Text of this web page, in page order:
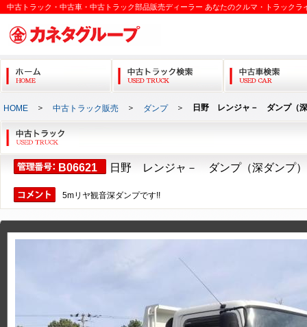
中古トラック・中古車・中古トラック部品販売ディーラー あなたのクルマ・トラックラ
HOME ＞ 中古トラック販売 ＞ ダンプ＞ 日野 レンジャ－ ダンプ（
B06621 日野 レンジャ－ ダンプ（深ダンプ）
5mリヤ観音深ダンプです!!